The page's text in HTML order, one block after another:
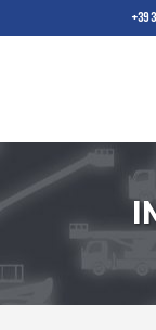
+39